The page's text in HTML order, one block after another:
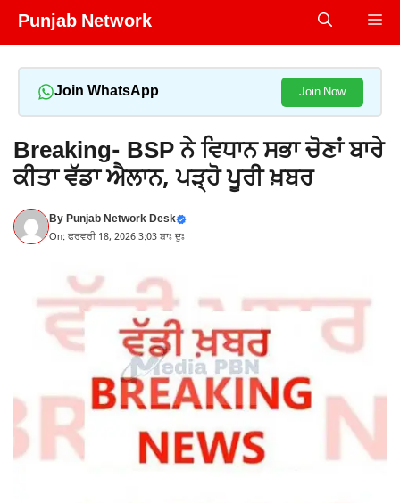
Skip
Punjab Network
Join WhatsApp Join Now
Breaking- BSP ਨੇ ਵਿਧਾਨ ਸਭਾ ਚੋਣਾਂ ਬਾਰੇ
ਕੀਤਾ ਵੱਡਾ ਐਲਾਨ, ਪੜ੍ਹੋ ਪੂਰੀ ਖ਼ਬਰ
ByPunjab Network Desk
On: ਫਰਵਰੀ 18, 2026 3:03 ਬਾਃ ਦੁਃ